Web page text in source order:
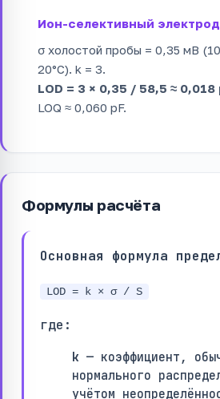
Ион-селективный
σ холостой пробы = 0,35 мВ
20°C). k = 3.
LOD = 3 × 0,35 / 58,5 ≈ 0,018
LOQ ≈ 0,060 pF.
Формулы расчёта
Основная формула
LOD = k × σ / S
где:
k — коэффициент,
нормального
учётом